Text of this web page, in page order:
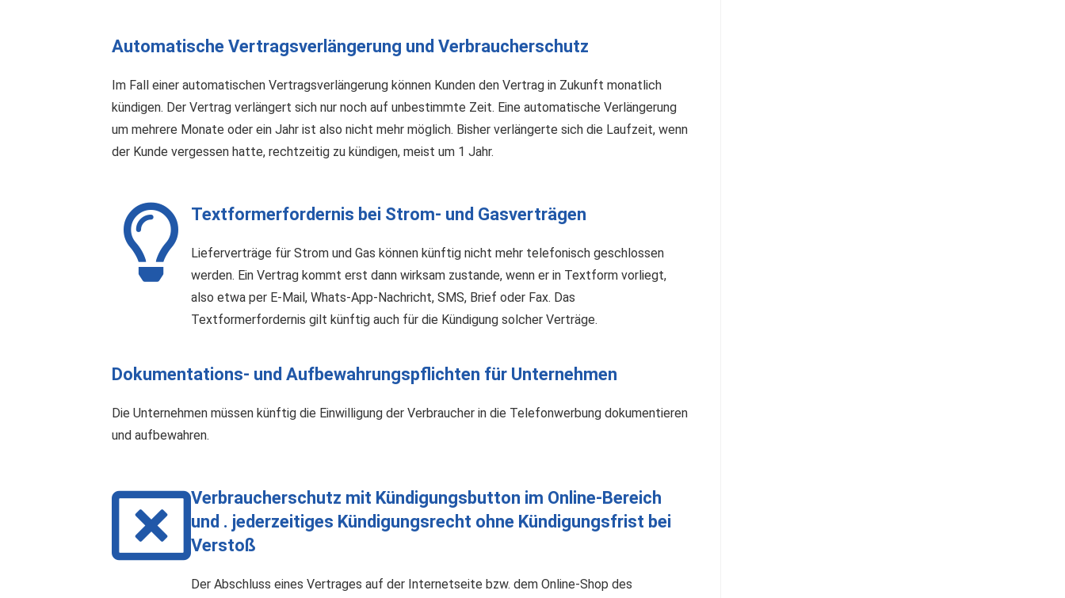
Automatische Vertragsverlängerung und Verbraucherschutz
Im Fall einer automatischen Vertragsverlängerung können Kunden den Vertrag in Zukunft monatlich
kündigen. Der Vertrag verlängert sich nur noch auf unbestimmte Zeit. Eine automatische Verlängerung
um mehrere Monate oder ein Jahr ist also nicht mehr möglich. Bisher verlängerte sich die Laufzeit, wenn
der Kunde vergessen hatte, rechtzeitig zu kündigen, meist um 1 Jahr.
Textformerfordernis bei Strom- und Gasverträgen
Lieferverträge für Strom und Gas können künftig nicht mehr telefonisch geschlossen
werden. Ein Vertrag kommt erst dann wirksam zustande, wenn er in Textform vorliegt,
also etwa per E-Mail, Whats-App-Nachricht, SMS, Brief oder Fax. Das
Textformerfordernis gilt künftig auch für die Kündigung solcher Verträge.
Dokumentations- und Aufbewahrungspflichten für Unternehmen
Die Unternehmen müssen künftig die Einwilligung der Verbraucher in die Telefonwerbung dokumentieren
und aufbewahren.
Verbraucherschutz mit Kündigungsbutton im Online-Bereich
und . jederzeitiges Kündigungsrecht ohne Kündigungsfrist bei
Verstoß
Der Abschluss eines Vertrages auf der Internetseite bzw. dem Online-Shop des